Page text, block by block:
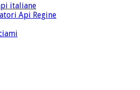
italiane
Api Regine